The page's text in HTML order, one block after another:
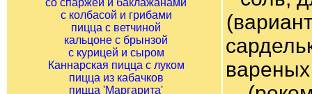
со спаржей и баклажанами
с колбасой и грибами
пицца с ветчиной
кальцоне с брынзой
с курицей и сыром
Каннарская пицца с луком
пицца из кабачков
пицца 'Маргарита'